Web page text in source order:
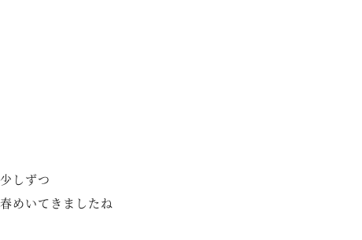
少しずつ
春めいてきましたね